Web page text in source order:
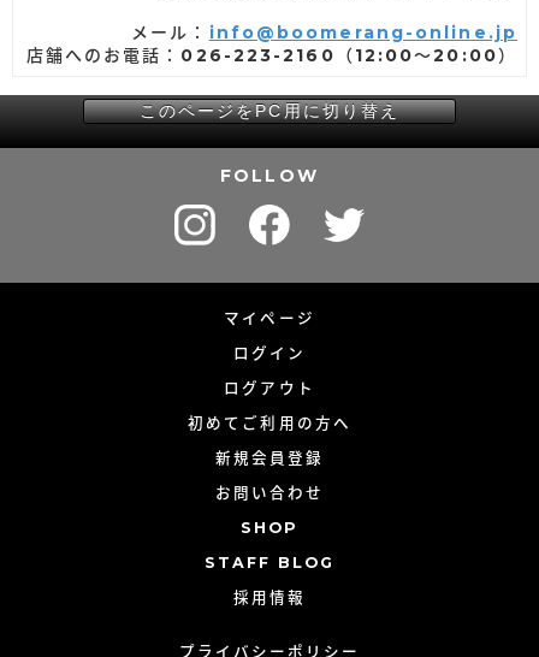
メール： info@boomerang-online.jp
店舗へのお電話：026-223-2160（12:00～20:00）
FOLLOW
マイページ
ログイン
ログアウト
初めてご利用の方へ
新規会員登録
お問い合わせ
SHOP
STAFF BLOG
採用情報
プライバシーポリシー
このページをPC用に切り替え